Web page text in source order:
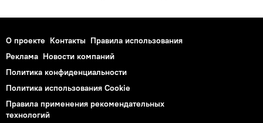
О проекте Контакты Правила использования
Реклама Новости компаний
Политика конфиденциальности
Политика использования Cookie
Правила применения рекомендательных
технологий